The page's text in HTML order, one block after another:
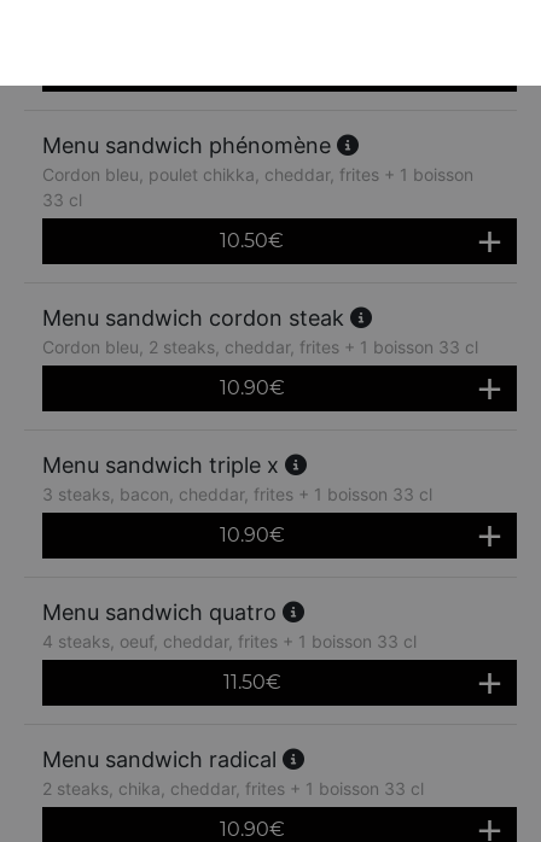
Menu sandwich phénomène
Cordon bleu, poulet chikka, cheddar, frites + 1 boisson
33 cl
10.50€
Menu sandwich cordon steak
Cordon bleu, 2 steaks, cheddar, frites + 1 boisson 33 cl
10.90€
Menu sandwich triple x
3 steaks, bacon, cheddar, frites + 1 boisson 33 cl
10.90€
Menu sandwich quatro
4 steaks, oeuf, cheddar, frites + 1 boisson 33 cl
11.50€
Menu sandwich radical
2 steaks, chika, cheddar, frites + 1 boisson 33 cl
10.90€